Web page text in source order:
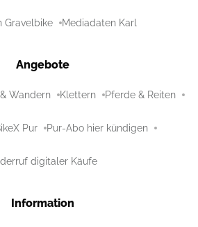
Gravelbike Mediadaten Karl
Angebote
Wandern Klettern Pferde & Reiten
Pur Pur-Abo hier kündigen
digitaler Käufe
Information